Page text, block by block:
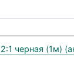
черная (1м)